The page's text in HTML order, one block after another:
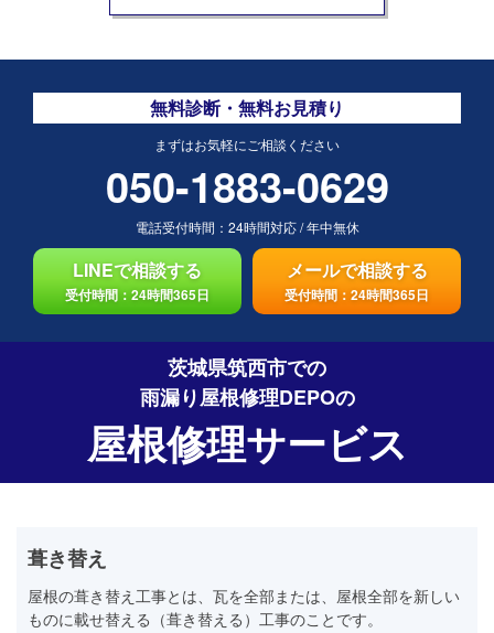
無料診断・無料お見積り
まずはお気軽にご相談ください
050-1883-0629
電話受付時間： 24時間対応/年中無休
LINEで相談する
受付時間：24時間365日
メールで相談する
受付時間：24時間365日
茨城県筑西市での
雨漏り屋根修理DEPOの
屋根修理サービス
葺き替え
屋根の葺き替え工事とは、瓦を全部または、屋根全部を新しい
ものに載せ替える（葺き替える）工事のことです。